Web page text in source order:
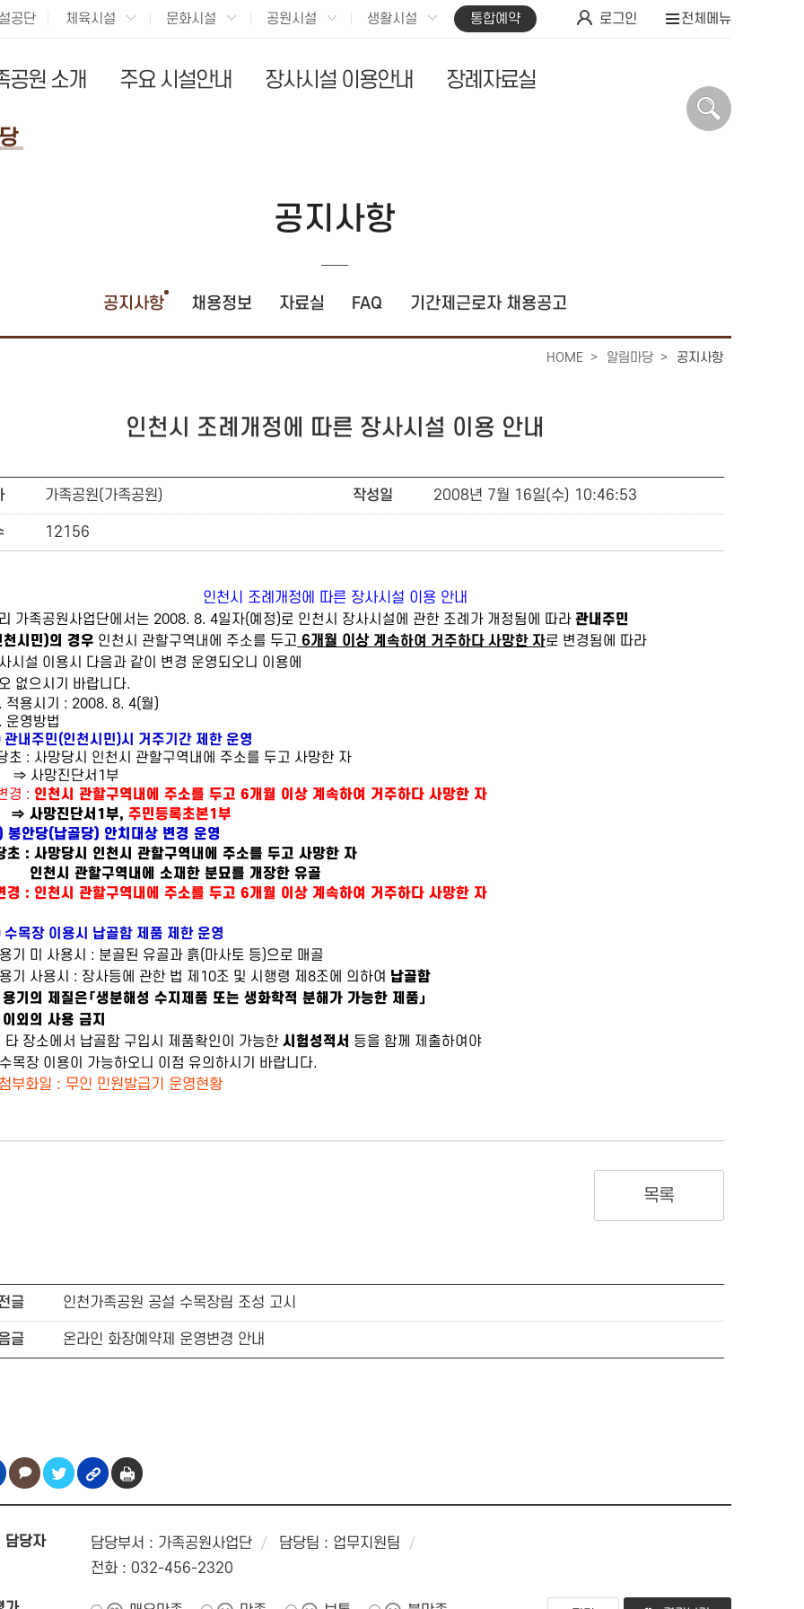
공단 체육시설 문화시설 공원시설 생활시설 통합예약 로그인 전체메뉴
공원 소개 주요 시설안내 장사시설 이용안내 장례자료실
공지사항
공지사항 채용정보 자료실 FAQ 기간제근로자 채용공고
HOME 알림마당 공지사항
인천시 조례개정에 따른 장사시설 이용 안내
가족공원(가족공원) 작성일 2008년 7월 16일(수) 10:46:53
12156
인천시 조례개정에 따른 장사시설 이용 안내
가족공원사업단에서는 2008. 8. 4일자(예정)로 인천시 장사시설에 관한 조례가 개정됨에 따라관내주민
천시민)의 경우 인천시 관할구역내에 주소를 두고 6개월 이상 계속하여 거주하다 사망한 자로 변경됨에 따라
시설 이용시
다음과 같이
변경 운영되오니 이용에
없으시기 바랍니다.
적용시기 : 2008. 8. 4(월)
운영방법
관내주민(인천시민)시 거주기간 제한 운영
초 : 사망당시 인천시 관할구역내에 주소를 두고 사망한 자
사망진단서1부
경 : 인천시 관할구역내에 주소를 두고 6개월 이상 계속하여 거주하다 사망한 자
사망진단서1부, 주민등록초본1부
봉안당(납골당) 안치대상 변경 운영
초 : 사망당시 인천시 관할구역내에 주소를 두고 사망한 자
천시 관할구역내에 소재한 분묘를 개장한 유골
경 : 인천시 관할구역내에 주소를 두고 6개월 이상 계속하여 거주하다 사망한 자
수목장 이용시 납골함 제품 제한 운영
기 미 사용시 : 분골된 유골과 흙(마사토 등)으로 매골
기 사용시 : 장사등에 관한 법 제10조 및 시행령 제8조에 의하여 납골함
기의 제질은「생분해성 수지제품 또는 생화학적 분해가 가능한 제품」
외의 사용 금지
타 장소에서 납골함 구입시 제품확인이 가능한 시험성적서 등을 함께 제출하여야
목장 이용이 가능하오니 이점 유의하시기 바랍니다.
첨부화일 : 무인 민원발급기 운영현황
목록
글 인천가족공원 공설 수목장림 조성 고시
글 온라인 화장예약제 운영변경 안내
담당자 담당부서 : 가족공원사업단
담당팀 : 업무지원팀
전화 : 032-456-2320